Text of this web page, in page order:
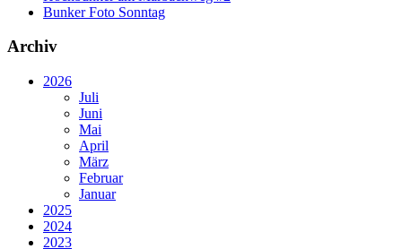
Bunker Foto Sonntag
Archiv
2026
Juli
Juni
Mai
April
März
Februar
Januar
2025
2024
2023